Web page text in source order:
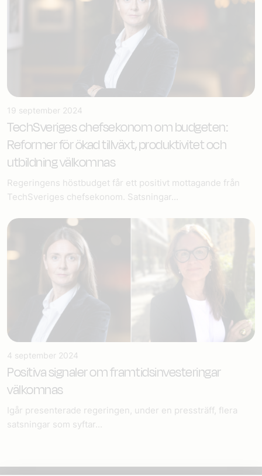
19 september 2024
TechSveriges chefsekonom om budgeten:
Reformer för ökad tillväxt, produktivitet och
utbildning välkomnas
Regeringens höstbudget får ett positivt mottagande från
TechSveriges chefsekonom. Satsningar...
4 september 2024
Positiva signaler om framtidsinvesteringar
välkomnas
Igår presenterade regeringen, under en pressträff, flera
satsningar som syftar...